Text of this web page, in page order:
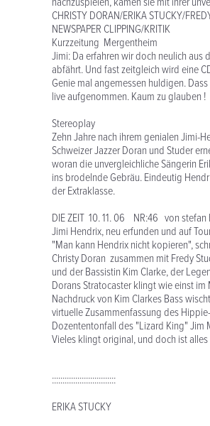
CHRISTY DORAN/ERIKA STUCKY/
NEWSPAPER CLIPPING/KRITIK
Kurzzeitung Mergentheim
Jimi: Da erfahren wir doch neulich
abfährt. Und fast zeitgleich wird eine
Genie mal angemessen huldigen.
live aufgenommen. Kaum zu glauben !
Stereoplay
Zehn Jahre nach ihrem genialen Jimi-
Schweizer Jazzer Doran und Studer
woran die unvergleichliche Sängerin
ins brodelnde Gebräu. Eindeutig
der Extraklasse.
DIE ZEIT 10. 11. 06 NR:46 von stefan
Jimi Hendrix, neu erfunden und auf
"Man kann Hendrix nicht kopieren",
Christy Doran zusammen mit Fredy
und der Bassistin Kim Clarke, der
Dorans Stratocaster klingt wie einst
Nachdruck von Kim Clarkes Bass
virtuelle Zusammenfassung des
Dozententonfall des "Lizard King" Jim
Vieles klingt original, und doch ist
::::::::::::::::::::::::::::::
ERIKA STUCKY